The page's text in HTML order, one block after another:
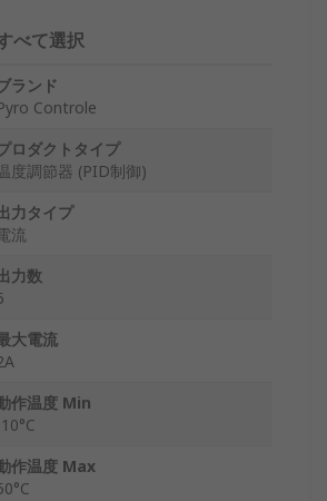
べて選択
ランド
Controle
ロダクトタイプ
度調節器 (PID制御)
力タイプ
流
力数
大電流
作温度 Min
作温度 Max